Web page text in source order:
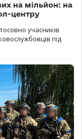
на мільйон: на
центру
учасників
під